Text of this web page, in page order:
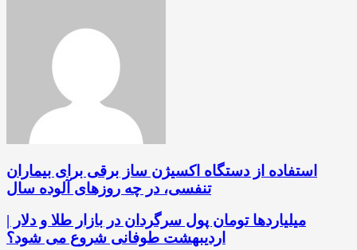
استفاده از دستگاه اکسیژن ساز برقی برای بیماران
تنفسی، در چه روزهای آلوده سال
میلیاردها تومان پول سرگردان در بازار طلا و دلار |
اردیبهشت طوفانی شروع می شود؟